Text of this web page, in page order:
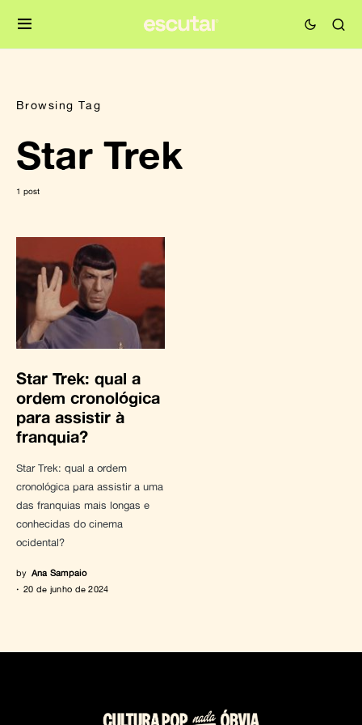
Browsing Tag
Star Trek
1 post
Star Trek: qual a
ordem cronológica
para assistir à
franquia?
Star Trek: qual a ordem
cronológica para assistir a uma
das franquias mais longas e
conhecidas do cinema
ocidental?
by Ana Sampaio
20 de junho de 2024